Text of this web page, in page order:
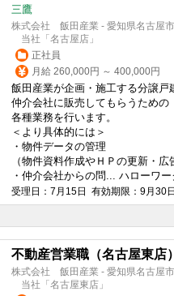
三鷹
株式会社 飯田産業 - 愛知県名古屋
当社「名古屋店」
正社員
月給 260,000円 ～ 400,000円
飯田産業が企画・施工する分譲戸
仲介会社に販売してもらうための
各種業務を行います。
＜より具体的には＞
・物件データの管理
（物件資料作成やＨＰの更新・広
・仲介会社からの問... ハローワ
受理日：7月15日 有効期限：9月30日
不動産営業職（名古屋東店）
株式会社 飯田産業 - 愛知県名古屋
当社「名古屋東店」